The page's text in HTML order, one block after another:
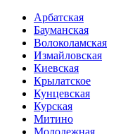
Арбатская
Бауманская
Волоколамская
Измайловская
Киевская
Крылатское
Кунцевская
Курская
Митино
Молодежная